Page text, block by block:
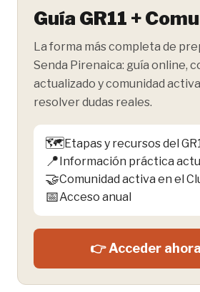
Guía GR11 +
La forma más completa de
Senda Pirenaica: guía online,
actualizado y comunidad
resolver dudas reales.
🗺️Etapas y recursos del
📍Información práctica
🤝Comunidad activa en el
📅Acceso anual
👉 Acceder ahora